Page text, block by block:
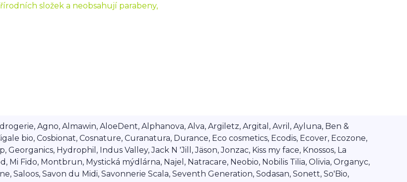
složek a neobsahují parabeny,
Agno, Almawin, AloeDent, Alphanova, Alva, Argiletz, Argital, Avril, Ayluna, Ben &
bio, Cosbionat, Cosnature, Curanatura, Durance, Eco cosmetics, Ecodis, Ecover, Ecozone,
Hydrophil, Indus Valley, Jack N 'Jill, Jäson, Jonzac, Kiss my face, Knossos, La
Mi Fido, Montbrun, Mystická mýdlárna, Najel, Natracare, Neobio, Nobilis Tilia, Olivia, Organyc,
Saloos, Savon du Midi, Savonnerie Scala, Seventh Generation, Sodasan, Sonett, So'Bio,